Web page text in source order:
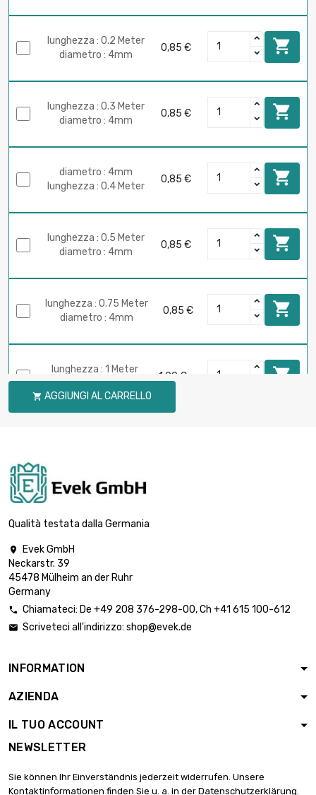
lunghezza : 0.2 Meter
diametro : 4mm
0,85 € 
lunghezza : 0.3 Meter
diametro : 4mm
0,85 € 
diametro : 4mm
lunghezza : 0.4 Meter
0,85 € 
lunghezza : 0.5 Meter
diametro : 4mm
0,85 € 
lunghezza : 0.75 Meter
diametro : 4mm
0,85 € 
lunghezza : 1 Meter
diametro : 4mm
1,00 € 
lunghezza : 0.2 Meter
lunghezza : 0.3 Meter
diametro : 5mm
diametro : 5mm
lunghezza : 0.5 Meter
diametro : 5mm
1,29 €
 AGGIUNGI AL CARRELLO
Qualità testata dalla Germania

Evek GmbH
Neckarstr. 39
45478 Mülheim an der Ruhr
Germany
 Chiamateci: De +49 208 376-298-00, Ch +41 615 100-612
 Scriveteci all'indirizzo: shop@evek.de
INFORMATION
AZIENDA
IL TUO ACCOUNT
NEWSLETTER
Sie können Ihr Einverständnis jederzeit widerrufen. Unsere
Kontaktinformationen finden Sie u. a. in der Datenschutzerklärung.